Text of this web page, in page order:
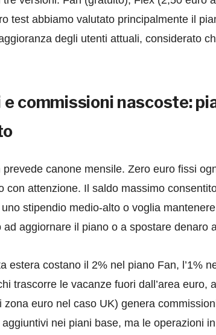
test abbiamo valutato principalmente il
degli utenti attuali, considerato
commissioni nascoste:
prevede canone mensile. Zero euro fissi
con attenzione. Il saldo massimo
stipendio medio-alto o voglia
ad aggiornare il piano o a spostare denaro
estera costano il 2% nel piano Fan, l’1%
trascorre le vacanze fuori dall’area euro,
zona euro nel caso UK) genera
nei piani base, ma le operazioni